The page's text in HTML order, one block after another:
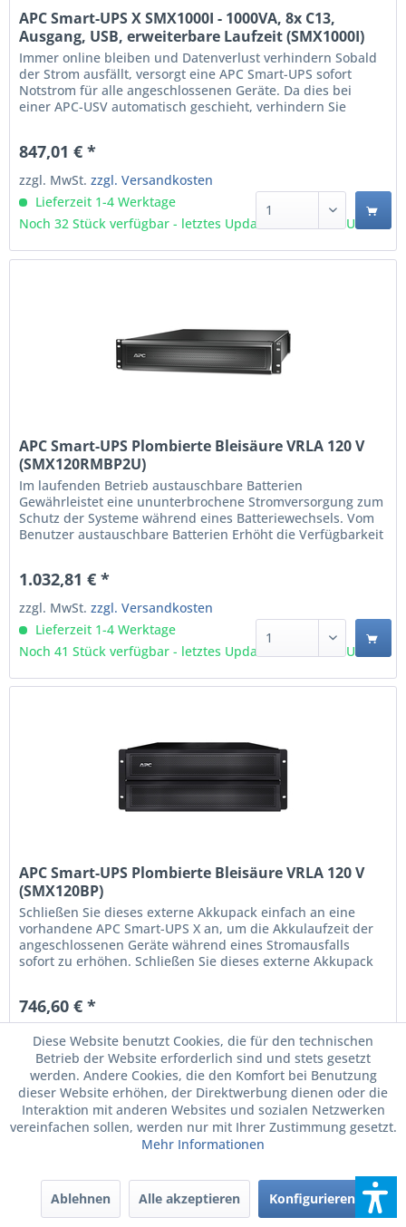
APC Smart-UPS X SMX1000I - 1000VA, 8x C13,
Ausgang, USB, erweiterbare Laufzeit (SMX1000I)
Immer online bleiben und Datenverlust verhindern Sobald
der Strom ausfällt, versorgt eine APC Smart-UPS sofort
Notstrom für alle angeschlossenen Geräte. Da dies bei
einer APC-USV automatisch geschieht, verhindern Sie
Software können Sie kritische IT-Hardware sogar...
847,01 € *
zzgl. MwSt.zzgl. Versandkosten
Lieferzeit 1-4 Werktage
Noch 32 Stück verfügbar - letztes Update 07.08 - 3:03 Uhr
APC Smart-UPS Plombierte Bleisäure VRLA 120 V
(SMX120RMBP2U)
Im laufenden Betrieb austauschbare Batterien
Gewährleistet eine ununterbrochene Stromversorgung zum
Schutz der Systeme während eines Batteriewechsels. Vom
Benutzer austauschbare Batterien Erhöht die Verfügbarkeit
und Austauschen von Batterien. Skalierbare...
1.032,81 € *
zzgl. MwSt.zzgl. Versandkosten
Lieferzeit 1-4 Werktage
Noch 41 Stück verfügbar - letztes Update 07.08 - 3:03 Uhr
APC Smart-UPS Plombierte Bleisäure VRLA 120 V
(SMX120BP)
Schließen Sie dieses externe Akkupack einfach an eine
vorhandene APC Smart-UPS X an, um die Akkulaufzeit der
angeschlossenen Geräte während eines Stromausfalls
sofort zu erhöhen. Schließen Sie dieses externe Akkupack
Stromausfalls sofort zu erhöhen. Bitte lesen Sie das...
746,60 € *
zzgl. MwSt.zzgl. Versandkosten
Lieferzeit 1-4 Werktage
Noch 29 Stück verfügbar - letztes Update 07.08 - 3:03 Uhr
Diese Website benutzt Cookies, die für den technischen
Betrieb der Website erforderlich sind und stets gesetzt
werden. Andere Cookies, die den Komfort bei Benutzung
dieser Website erhöhen, der Direktwerbung dienen oder die
Interaktion mit anderen Websites und sozialen Netzwerken
vereinfachen sollen, werden nur mit Ihrer Zustimmung gesetzt.
Mehr Informationen
Ablehnen Alle akzeptieren Konfigurieren